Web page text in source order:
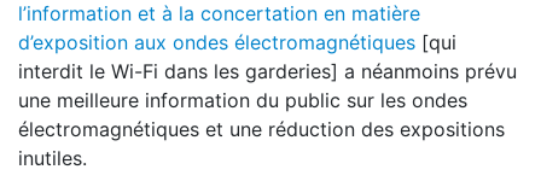
l’information et à la concertation en matière
d’exposition aux ondes électromagnétiques [qui
interdit le Wi-Fi dans les garderies] a néanmoins prévu
une meilleure information du public sur les ondes
électromagnétiques et une réduction des expositions
inutiles.